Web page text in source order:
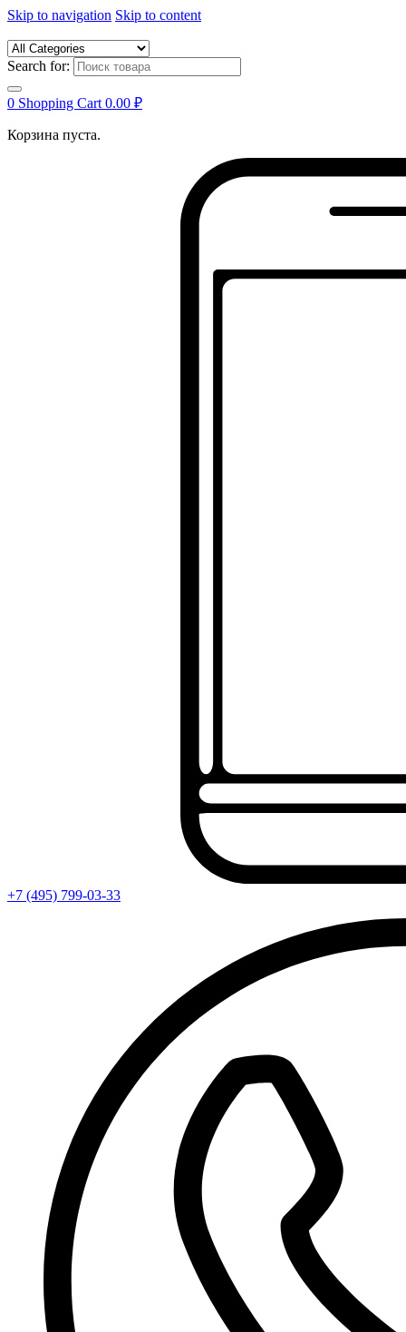
Skip to navigation Skip to content
Search for:
0 Shopping Cart 0.00 ₽
Корзина пуста.
+7 (495) 799-03-33